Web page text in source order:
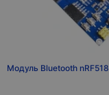
Модуль Bluetooth